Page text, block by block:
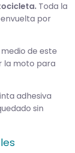
Toda la
por
de este
la moto para
adhesiva
sin